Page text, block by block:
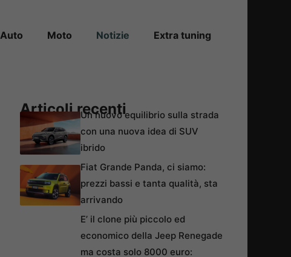
Auto Moto Notizie Extra tuning
Articoli recentiUn nuovo equilibrio sulla strada
con una nuova idea di SUV
ibrido
Fiat Grande Panda, ci siamo:
prezzi bassi e tanta qualità, sta
arrivando
E’ il clone più piccolo ed
economico della Jeep Renegade
ma costa solo 8000 euro: